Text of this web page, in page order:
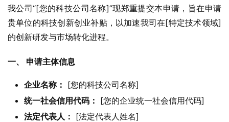
我公司“[您的科技公司名称]”现郑重提交本申请，旨在申请
贵单位的科技创新创业补贴，以加速我司在[特定技术领域]
的创新研发与市场转化进程。
一、 申请主体信息
企业名称： [您的科技公司名称]
统一社会信用代码： [您的企业统一社会信用代码]
法定代表人： [法定代表人姓名]